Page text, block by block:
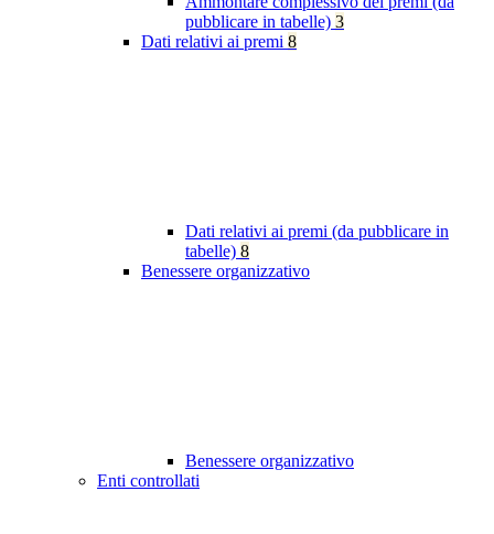
pubblicare in tabelle) 3
Dati relativi ai premi 8
Dati relativi ai premi (da pubblicare in
tabelle) 8
Benessere organizzativo
Benessere organizzativo
Enti controllati